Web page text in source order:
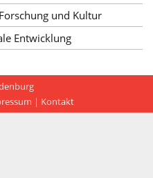
und Kultur
Entwicklung
| Kontakt